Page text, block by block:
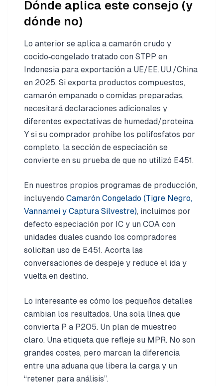
Dónde aplica este consejo (y
dónde no)
Lo anterior se aplica a camarón crudo y
cocido‑congelado tratado con STPP en
Indonesia para exportación a UE/EE. UU./China
en 2025. Si exporta productos compuestos,
camarón empanado o comidas preparadas,
necesitará declaraciones adicionales y
diferentes expectativas de humedad/proteína.
Y si su comprador prohíbe los polifosfatos por
completo, la sección de especiación se
convierte en su prueba de que no utilizó E451.
En nuestros propios programas de producción,
incluyendo Camarón Congelado (Tigre Negro,
Vannamei y Captura Silvestre), incluimos por
defecto especiación por IC y un COA con
unidades duales cuando los compradores
solicitan uso de E451. Acorta las
conversaciones de despeje y reduce el ida y
vuelta en destino.
Lo interesante es cómo los pequeños detalles
cambian los resultados. Una sola línea que
convierta P a P2O5. Un plan de muestreo
claro. Una etiqueta que refleje su MPR. No son
grandes costes, pero marcan la diferencia
entre una aduana que libera la carga y un
“retener para análisis”.